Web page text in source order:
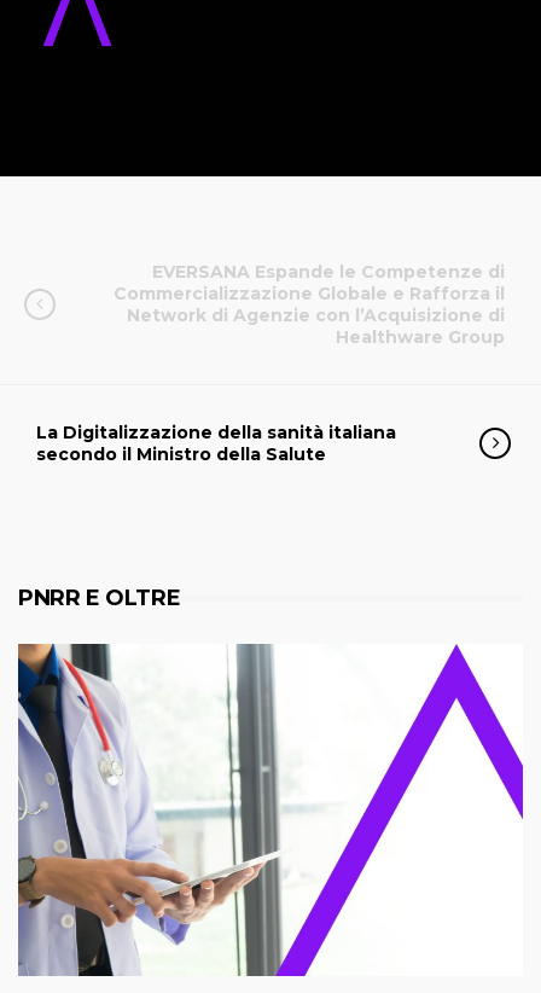
EVERSANA Espande le Competenze di
Commercializzazione Globale e Rafforza il
Network di Agenzie con l’Acquisizione di
Healthware Group
La Digitalizzazione della sanità italiana
secondo il Ministro della Salute
PNRR E OLTRE